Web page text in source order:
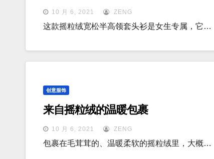
10 月 6, 2021 ZENG
这款摇粒绒宽松半高领套头衫是女生专属，它…
创意服饰
来自摇粒绒的温暖包裹
10 月 6, 2021 ZENG
包裹在毛茸茸的、温暖柔软的摇粒绒里，大概…